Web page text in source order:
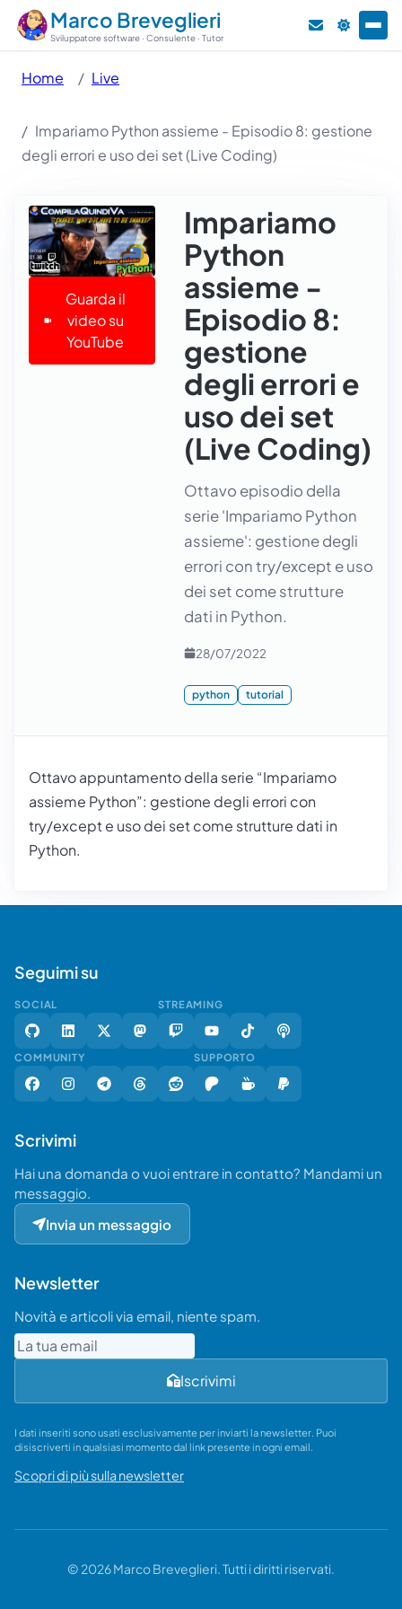
Marco Breveglieri
Sviluppatore software · Consulente · Tutor
Home Live
Impariamo Python assieme - Episodio 8: gestione
degli errori e uso dei set (Live Coding)
Guarda il
video su
YouTube
Impariamo
Python
assieme -
Episodio 8:
gestione
degli errori e
uso dei set
(Live Coding)
Ottavo episodio della
serie 'Impariamo Python
assieme': gestione degli
errori con try/except e uso
dei set come strutture
dati in Python.
28/07/2022
python tutorial
Ottavo appuntamento della serie “Impariamo
assieme Python”: gestione degli errori con
try/except e uso dei set come strutture dati in
Python.
Seguimi su
SOCIAL STREAMING
COMMUNITY SUPPORTO
Scrivimi
Hai una domanda o vuoi entrare in contatto? Mandami un
messaggio.
Invia un messaggio
Newsletter
Novità e articoli via email, niente spam.
Email
Iscrivimi
I dati inseriti sono usati esclusivamente per inviarti la newsletter. Puoi
disiscriverti in qualsiasi momento dal link presente in ogni email.
Scopri di più sulla newsletter
© 2026 Marco Breveglieri. Tutti i diritti riservati.